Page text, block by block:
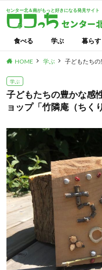
センター北＆南がもっと好きになる発見サイト
食べる 学ぶ 暮らす
HOME 学ぶ 子どもたち
学ぶ
子どもたちの豊かな感
ョップ「竹隣庵（ちく